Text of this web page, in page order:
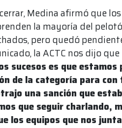
Medina afirmó que
la mayoría del
pero quedó
la ACTC nos dijo
sucesos es que
de la categoría para
una sanción que
que seguir charlando,
los equipos que nos